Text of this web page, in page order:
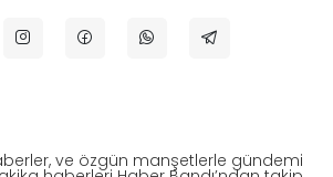
ve özgün manşetlerle gündemi